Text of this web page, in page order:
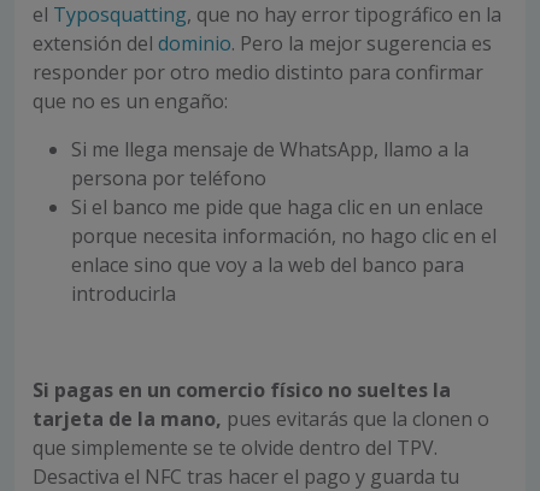
el Typosquatting, que no hay error tipográfico en la
extensión del dominio. Pero la mejor sugerencia es
responder por otro medio distinto para confirmar
que no es un engaño:
Si me llega mensaje de WhatsApp, llamo a la
persona por teléfono
Si el banco me pide que haga clic en un enlace
porque necesita información, no hago clic en el
enlace sino que voy a la web del banco para
introducirla
Si pagas en un comercio físico no sueltes la
tarjeta de la mano, pues evitarás que la clonen o
que simplemente se te olvide dentro del TPV.
Desactiva el NFC tras hacer el pago y guarda tu